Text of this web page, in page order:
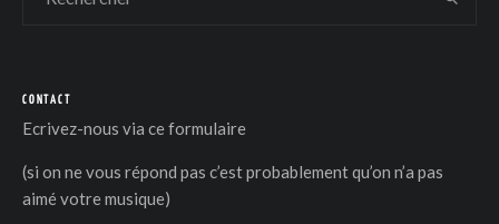
CONTACT
Ecrivez-nous via ce formulaire
(si on ne vous répond pas c’est probablement qu’on n’a pas
aimé votre musique)